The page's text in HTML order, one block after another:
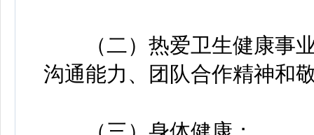
（二）热爱卫生健康事业
沟通能力、团队合作精神和